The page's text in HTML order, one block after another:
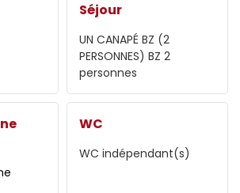
Séjour
UN CANAPÉ BZ (2
PERSONNES) BZ 2
personnes
WC
WC indépendant(s)